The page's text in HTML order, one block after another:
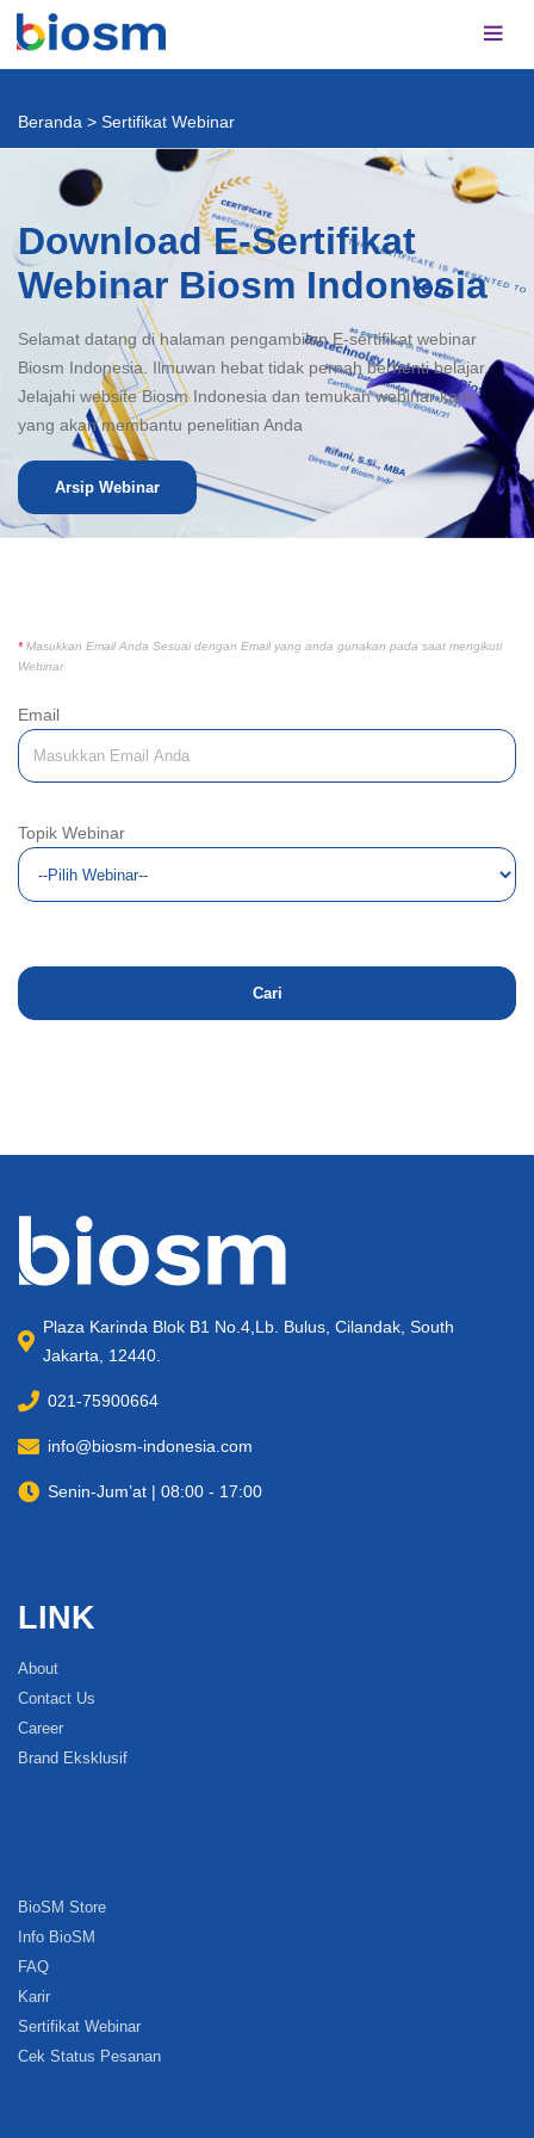
Beranda > Sertifikat Webinar
Download E-Sertifikat
Webinar Biosm Indonesia
Selamat datang di halaman pengambilan E-sertifikat webinar
Biosm Indonesia. Ilmuwan hebat tidak pernah berhenti belajar.
Jelajahi website Biosm Indonesia dan temukan webinar kami
yang akan membantu penelitian Anda
Arsip Webinar
* Masukkan Email Anda Sesuai dengan Email yang anda gunakan pada saat mengikuti
Webinar
Email
Topik Webinar
Plaza Karinda Blok B1 No.4,Lb. Bulus, Cilandak, South
Jakarta, 12440.
021-75900664
info@biosm-indonesia.com
Senin-Jum’at | 08:00 - 17:00
LINK
About
Contact Us
Career
Brand Eksklusif
BioSM Store
Info BioSM
FAQ
Karir
Sertifikat Webinar
Cek Status Pesanan